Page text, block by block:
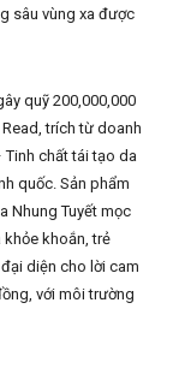
sâu vùng xa được
quỹ 200,000,000
trích từ doanh
chất tái tạo da
quốc. Sản phẩm
Nhung Tuyết mọc
khoắn, trẻ
diện cho lời cam
với môi trường